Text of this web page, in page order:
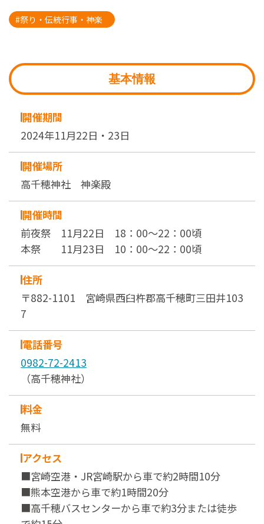
#祭り・伝統行事・神楽
基本情報
開催期間
2024年11月22日・23日
開催場所
高千穂神社 神楽殿
開催時間
前夜祭 11月22日 18：00～22：00頃
本祭 11月23日 10：00～22：00頃
住所
〒882-1101 宮崎県西臼杵郡高千穂町三田井103
7
電話番号
0982-72-2413
（高千穂神社）
料金
無料
アクセス
■宮崎空港・JR宮崎駅から車で約2時間10分
■熊本空港から車で約1時間20分
■高千穂バスセンターから車で約3分または徒歩